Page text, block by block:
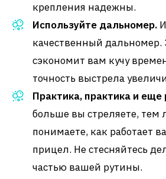
крепления надежны.
Используйте дальномер.
качественный дальномер.
сэкономит вам кучу
точность выстрела
Практика, практика и еще
больше вы стреляете, тем
понимаете, как работает
прицел. Не стесняйтесь
частью вашей рутины.